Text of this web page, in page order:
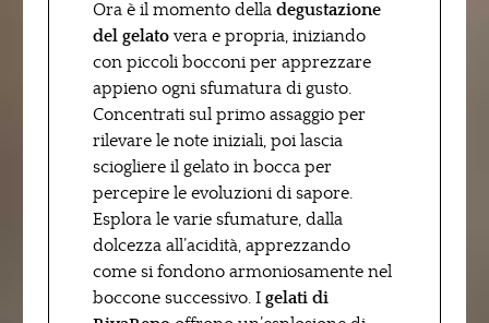
Ora è il momento della degustazione
del gelato vera e propria, iniziando
con piccoli bocconi per apprezzare
appieno ogni sfumatura di gusto.
Concentrati sul primo assaggio per
rilevare le note iniziali, poi lascia
sciogliere il gelato in bocca per
percepire le evoluzioni di sapore.
Esplora le varie sfumature, dalla
dolcezza all’acidità, apprezzando
come si fondono armoniosamente nel
boccone successivo. I gelati di